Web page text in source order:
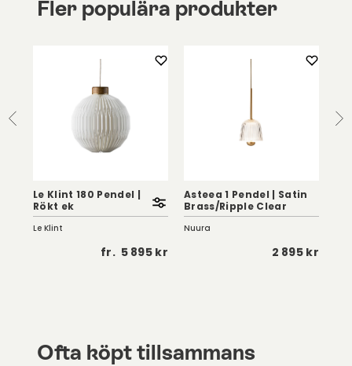
Fler populära produkter
Le Klint 180 Pendel |
Rökt ek
Le Klint
fr. 5 895 kr
Asteea 1 Pendel | Satin
Brass/Ripple Clear
Nuura
2 895 kr
Ofta köpt tillsammans